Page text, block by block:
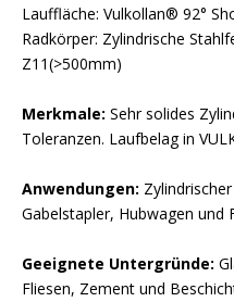
Lauffläche: Vulkollan® 92°
Radkörper: Zylindrische
Z11(>500mm)
Merkmale: Sehr solides
Toleranzen. Laufbelag in
Anwendungen:
Gabelstapler, Hubwagen und
Geeignete Untergründe:
Fliesen, Zement und